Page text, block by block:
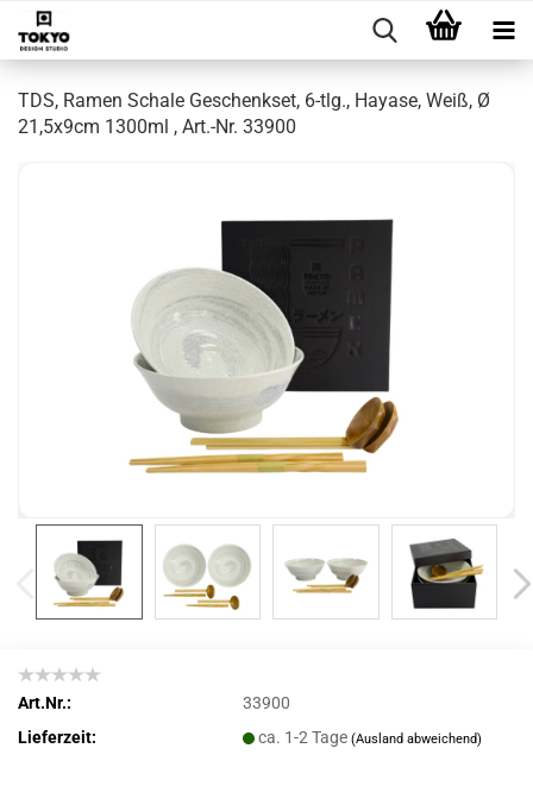
TDS, Ramen Schale Geschenkset, 6-tlg., Hayase, Weiß, Ø
21,5x9cm 1300ml , Art.-Nr. 33900
Art.Nr.:
33900
Lieferzeit:
ca. 1-2 Tage(Ausland abweichend)